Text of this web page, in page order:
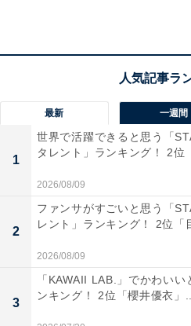
1位は「つくば」でした。日本
て知られ、国の研究機関や大
が集まる知の街です。街並み
な環境と先進的な都市計画が
か」な暮らしを象徴している
に、国内外から研究者や技術
ち、都市全体に洗練された雰
回答者のコメントを見ると「
為、高収入の人が多いイメー
最新 一週間
1
世界で活躍できると思う「
タレント」ランキング！ 2位
2026/08/09
2
ファンサがすごいと思う「
レント」ランキング！ 2位「
2026/08/09
3
「KAWAII LAB.」でかわい
ンキング！ 2位「櫻井優衣」...